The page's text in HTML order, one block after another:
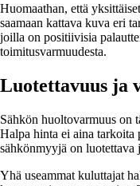
Huomaathan, että
saamaan kattava kuva eri
joilla on positiivisia
toimitusvarmuudesta.
Luotettavuus ja
Sähkön huoltovarmuus on
Halpa hinta ei aina tarkoita
sähkönmyyjä on luotettava
Yhä useammat kuluttajat